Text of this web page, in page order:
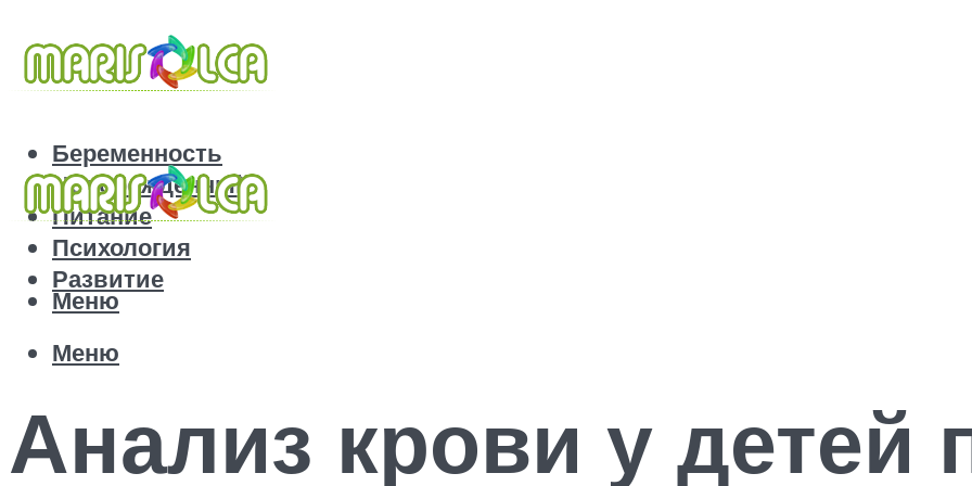
Беременность
Новорожденный
Питание
Психология
Развитие
Меню
Меню
Анализ крови у детей